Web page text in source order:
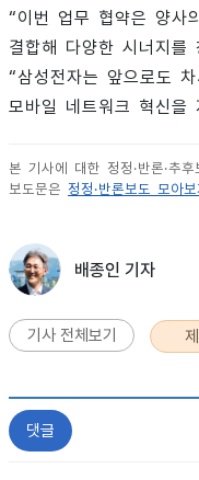
“이번 업무 협약은 양사
결합해 다양한 시너지를
“삼성전자는 앞으로도
모바일 네트워크 혁신을
본 기사에 대한 정정·반론·추
보도문은 정정·반론보도 모아보
배종인 기자
기사 전체보기
댓글